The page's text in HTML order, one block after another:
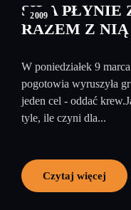
2009
SIŁA PŁYNIE
RAZEM Z NIĄ
W poniedziałek 9
pogotowia wyruszyła
jeden cel - oddać
tyle, ile czyni dla...
Czytaj więcej